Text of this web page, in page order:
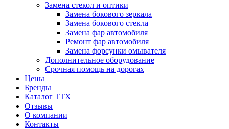
Замена стекол и оптики
Замена бокового зеркала
Замена бокового стекла
Замена фар автомобиля
Ремонт фар автомобиля
Замена форсунки омывателя
Дополнительное оборудование
Срочная помощь на дорогах
Цены
Бренды
Каталог ТТХ
Отзывы
О компании
Контакты